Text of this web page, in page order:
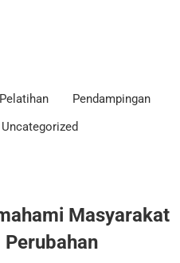
Pelatihan
Pendampingan
Uncategorized
Masyarakat